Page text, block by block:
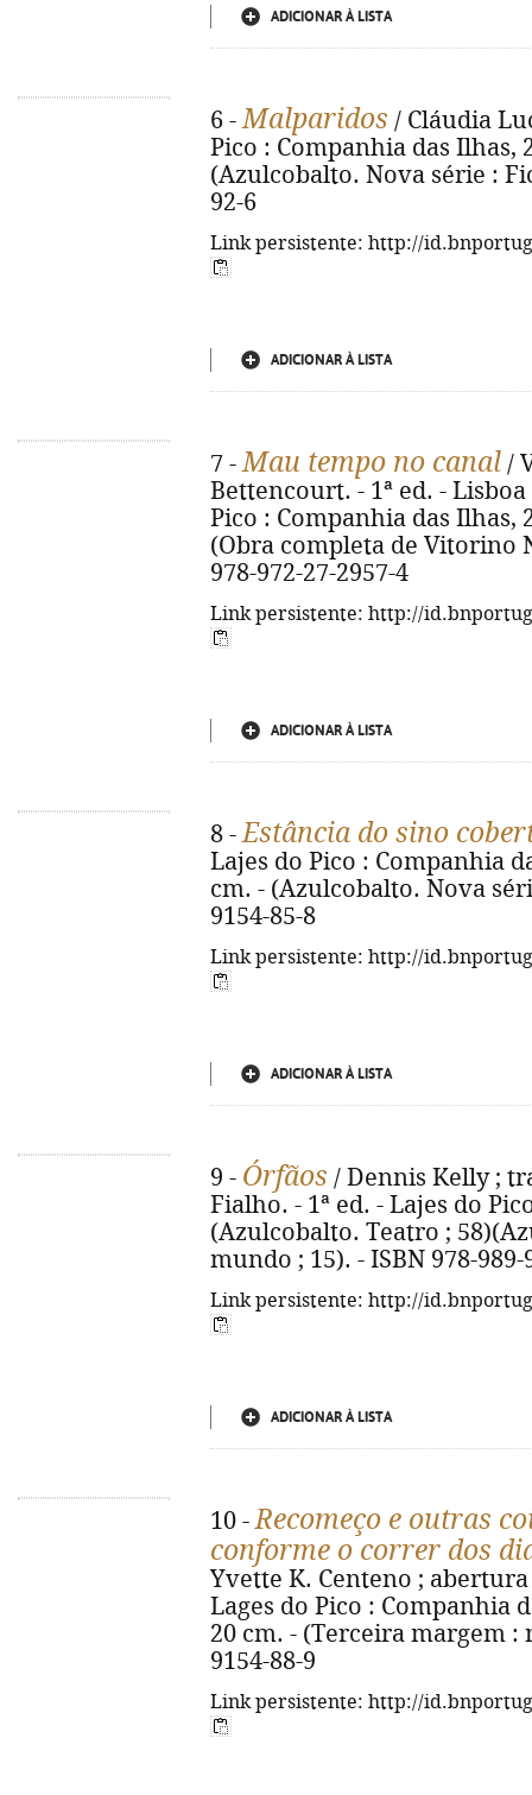
ADICIONAR À LISTA
6 -Malparidos / Cláudia
Pico : Companhia das Ilhas,
(Azulcobalto. Nova série :
92-6
Link persistente: http://
ADICIONAR À LISTA
7 -Mau tempo no canal /
Bettencourt. - 1ª ed. -
Pico : Companhia das Ilhas,
(Obra completa de Vitorino
978-972-27-2957-4
Link persistente: http://
ADICIONAR À LISTA
8 -Estância do sino
Lajes do Pico : Companhia
cm. - (Azulcobalto. Nova
9154-85-8
Link persistente: http://
ADICIONAR À LISTA
9 - Órfãos / Dennis Kelly ;
Fialho. - 1ª ed. - Lajes do
(Azulcobalto. Teatro ;
mundo ; 15). - ISBN 978-989-
Link persistente: http://
ADICIONAR À LISTA
10 -Recomeço e outras
conforme o correr dos
Yvette K. Centeno ;
Lages do Pico : Companhia
20 cm. - (Terceira margem :
9154-88-9
Link persistente: http://